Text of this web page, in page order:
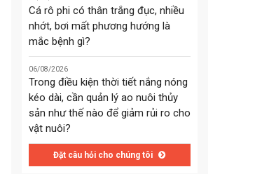
Cá rô phi có thân trắng đục, nhiều
nhớt, bơi mất phương hướng là
mắc bệnh gì?
06/08/2026
Trong điều kiện thời tiết nắng nóng
kéo dài, cần quản lý ao nuôi thủy
sản như thế nào để giảm rủi ro cho
vật nuôi?
Đặt câu hỏi cho chúng tôi